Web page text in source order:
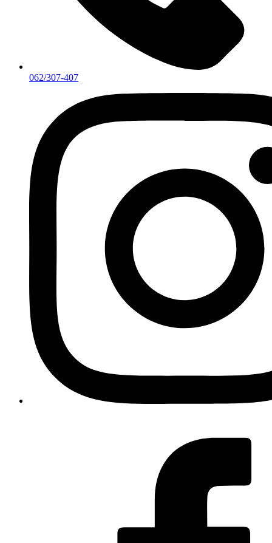
062/307-407